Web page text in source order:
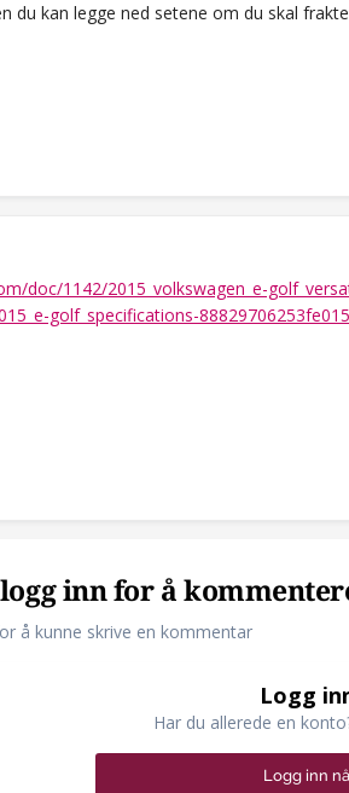
du kan legge ned setene om du skal
doc/1142/2015_volkswagen_e-
golf_specifications-
inn for å
å kunne skrive en kommentar
Logg
Har du allerede en
Logg inn nå